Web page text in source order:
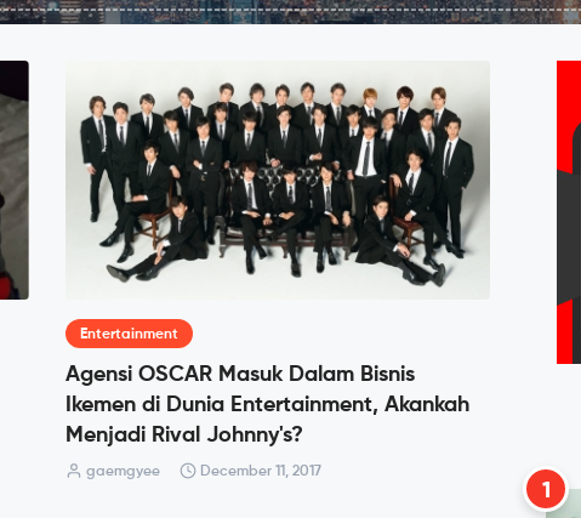
Entertainment
Agensi OSCAR Masuk Dalam Bisnis
Ikemen di Dunia Entertainment, Akankah
Menjadi Rival Johnny's?
gaemgyee December 11, 2017
1